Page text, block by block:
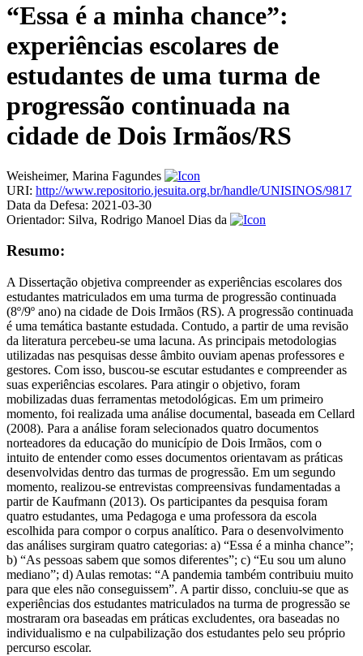
“Essa é a minha chance”:
experiências escolares de
estudantes de uma turma de
progressão continuada na
cidade de Dois Irmãos/RS
Weisheimer, Marina Fagundes
URI: http://www.repositorio.jesuita.org.br/handle/UNISINOS/9817
Data da Defesa: 2021-03-30
Orientador: Silva, Rodrigo Manoel Dias da
Resumo:
A Dissertação objetiva compreender as experiências escolares dos
estudantes matriculados em uma turma de progressão continuada
(8º/9º ano) na cidade de Dois Irmãos (RS). A progressão continuada
é uma temática bastante estudada. Contudo, a partir de uma revisão
da literatura percebeu-se uma lacuna. As principais metodologias
utilizadas nas pesquisas desse âmbito ouviam apenas professores e
gestores. Com isso, buscou-se escutar estudantes e compreender as
suas experiências escolares. Para atingir o objetivo, foram
mobilizadas duas ferramentas metodológicas. Em um primeiro
momento, foi realizada uma análise documental, baseada em Cellard
(2008). Para a análise foram selecionados quatro documentos
norteadores da educação do município de Dois Irmãos, com o
intuito de entender como esses documentos orientavam as práticas
desenvolvidas dentro das turmas de progressão. Em um segundo
momento, realizou-se entrevistas compreensivas fundamentadas a
partir de Kaufmann (2013). Os participantes da pesquisa foram
quatro estudantes, uma Pedagoga e uma professora da escola
escolhida para compor o corpus analítico. Para o desenvolvimento
das análises surgiram quatro categorias: a) “Essa é a minha chance”;
b) “As pessoas sabem que somos diferentes”; c) “Eu sou um aluno
mediano”; d) Aulas remotas: “A pandemia também contribuiu muito
para que eles não conseguissem”. A partir disso, concluiu-se que as
experiências dos estudantes matriculados na turma de progressão se
mostraram ora baseadas em práticas excludentes, ora baseadas no
individualismo e na culpabilização dos estudantes pelo seu próprio
percurso escolar.